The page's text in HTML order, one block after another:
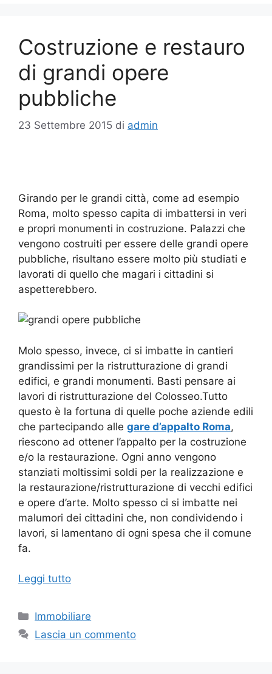
Costruzione e restauro
di grandi opere
pubbliche
23 Settembre 2015 di admin
Girando per le grandi città, come ad esempio
Roma, molto spesso capita di imbattersi in veri
e propri monumenti in costruzione. Palazzi che
vengono costruiti per essere delle grandi opere
pubbliche, risultano essere molto più studiati e
lavorati di quello che magari i cittadini si
aspetterebbero.
Molo spesso, invece, ci si imbatte in cantieri
grandissimi per la ristrutturazione di grandi
edifici, e grandi monumenti. Basti pensare ai
lavori di ristrutturazione del Colosseo.Tutto
questo è la fortuna di quelle poche aziende edili
che partecipando alle gare d’appalto Roma,
riescono ad ottener l’appalto per la costruzione
e/o la restaurazione. Ogni anno vengono
stanziati moltissimi soldi per la realizzazione e
la restaurazione/ristrutturazione di vecchi edifici
e opere d’arte. Molto spesso ci si imbatte nei
malumori dei cittadini che, non condividendo i
lavori, si lamentano di ogni spesa che il comune
fa.
Leggi tutto
Categorie
Immobiliare
Lascia un commento